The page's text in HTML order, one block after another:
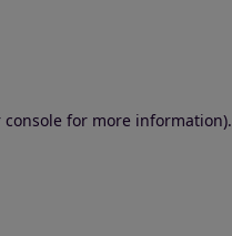
console for more information).